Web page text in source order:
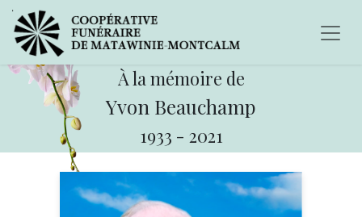
À la mémoire de
Yvon Beauchamp
1933 - 2021